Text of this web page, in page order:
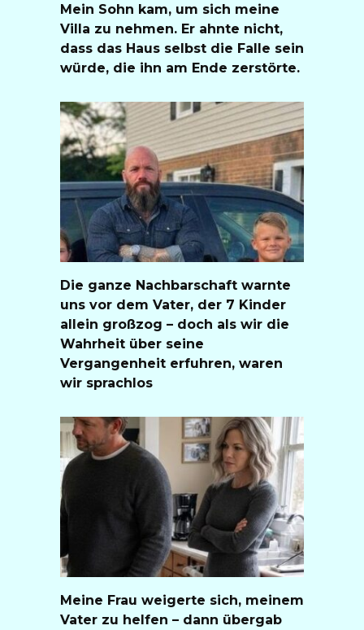
Mein Sohn kam, um sich meine
Villa zu nehmen. Er ahnte nicht,
dass das Haus selbst die Falle sein
würde, die ihn am Ende zerstörte.
Die ganze Nachbarschaft warnte
uns vor dem Vater, der 7 Kinder
allein großzog – doch als wir die
Wahrheit über seine
Vergangenheit erfuhren, waren
wir sprachlos
Meine Frau weigerte sich, meinem
Vater zu helfen – dann übergab